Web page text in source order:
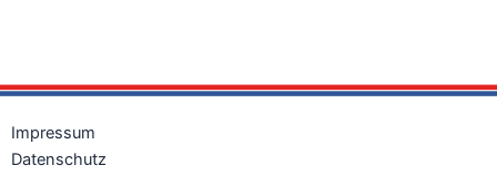
Impressum
Datenschutz